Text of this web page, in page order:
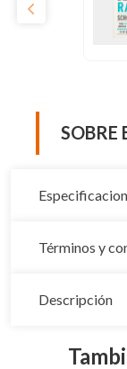
SOBRE
Términos y
Descripción